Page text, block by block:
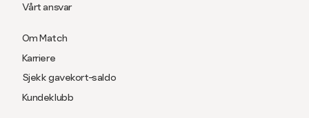
Vårt ansvar
Om Match
Karriere
Sjekk gavekort-saldo
Kundeklubb